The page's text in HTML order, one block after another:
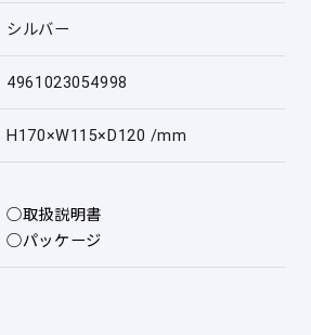
シルバー
4961023054998
H170×W115×D120 /mm
○取扱説明書
○パッケージ